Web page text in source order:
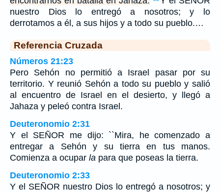
nuestro Dios lo entregó a nosotros; y lo
derrotamos a él, a sus hijos y a todo su pueblo.…
Referencia Cruzada
Números 21:23
Pero Sehón no permitió a Israel pasar por su
territorio. Y reunió Sehón a todo su pueblo y salió
al encuentro de Israel en el desierto, y llegó a
Jahaza y peleó contra Israel.
Deuteronomio 2:31
Y el SEÑOR me dijo: ``Mira, he comenzado a
entregar a Sehón y su tierra en tus manos.
Comienza a ocupar la para que poseas la tierra.
Deuteronomio 2:33
Y el SEÑOR nuestro Dios lo entregó a nosotros; y